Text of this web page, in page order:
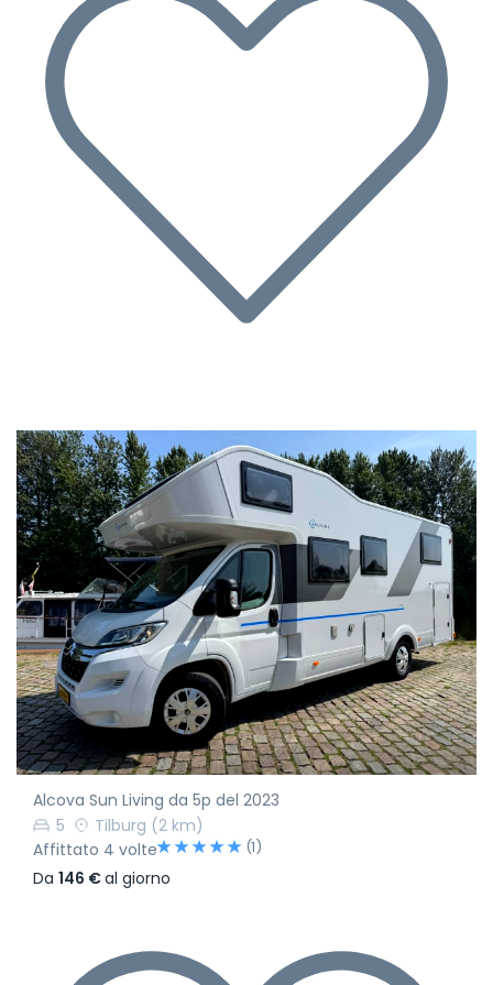
Alcova Sun Living da 5p del 2023
5
Tilburg (2 km)
Affittato 4 volte
(1)
Da 146 €al giorno